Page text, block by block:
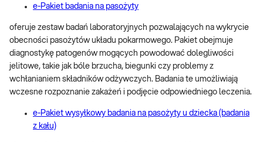
e-Pakiet badania na pasożyty
oferuje zestaw badań laboratoryjnych pozwalających na wykrycie
obecności pasożytów układu pokarmowego. Pakiet obejmuje
diagnostykę patogenów mogących powodować dolegliwości
jelitowe, takie jak bóle brzucha, biegunki czy problemy z
wchłanianiem składników odżywczych. Badania te umożliwiają
wczesne rozpoznanie zakażeń i podjęcie odpowiedniego leczenia.
e-Pakiet wysyłkowy badania na pasożyty u dziecka (badania
z kału)